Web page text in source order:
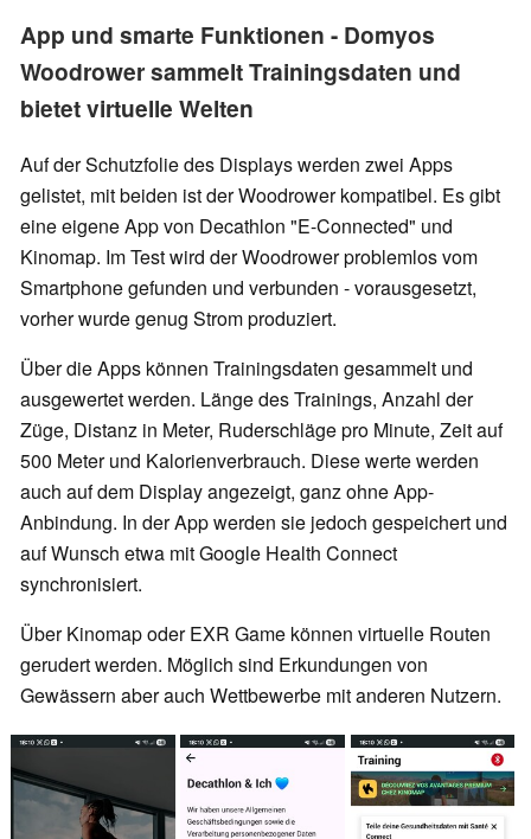
App und smarte Funktionen - Domyos
Woodrower sammelt Trainingsdaten und
bietet virtuelle Welten
Auf der Schutzfolie des Displays werden zwei Apps
gelistet, mit beiden ist der Woodrower kompatibel. Es gibt
eine eigene App von Decathlon "E-Connected" und
Kinomap. Im Test wird der Woodrower problemlos vom
Smartphone gefunden und verbunden - vorausgesetzt,
vorher wurde genug Strom produziert.
Über die Apps können Trainingsdaten gesammelt und
ausgewertet werden. Länge des Trainings, Anzahl der
Züge, Distanz in Meter, Ruderschläge pro Minute, Zeit auf
500 Meter und Kalorienverbrauch. Diese werte werden
auch auf dem Display angezeigt, ganz ohne App-
Anbindung. In der App werden sie jedoch gespeichert und
auf Wunsch etwa mit Google Health Connect
synchronisiert.
Über Kinomap oder EXR Game können virtuelle Routen
gerudert werden. Möglich sind Erkundungen von
Gewässern aber auch Wettbewerbe mit anderen Nutzern.